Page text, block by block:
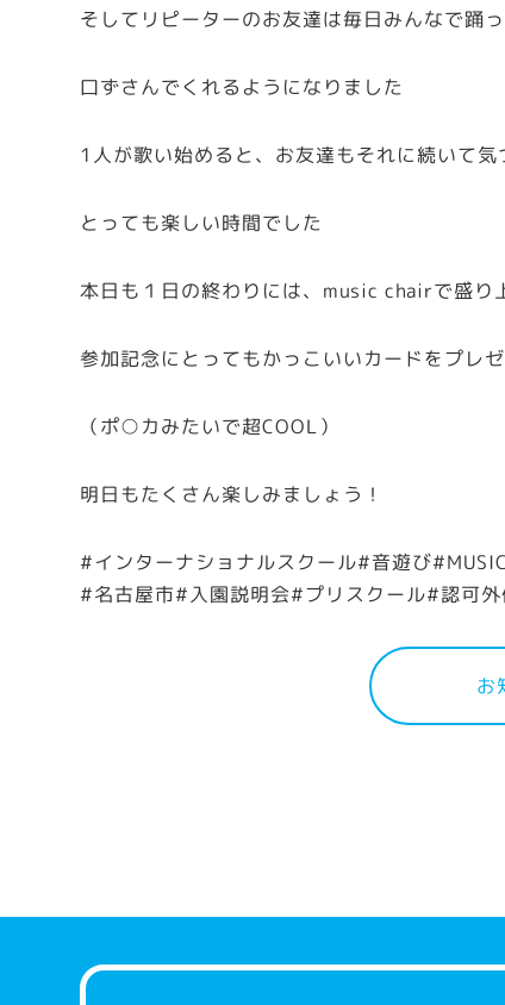
そしてリピーターのお友達は毎日みんなで踊
口ずさんでくれるようになりました
1人が歌い始めると、お友達もそれに続いて気
とっても楽しい時間でした
本日も１日の終わりには、music chairで盛り
参加記念にとってもかっこいいカードをプレゼ
（ポ○カみたいで超COOL）
明日もたくさん楽しみましょう！
#インターナショナルスクール#音遊び
#名古屋市#入園説明会#プリスクール#認可
お